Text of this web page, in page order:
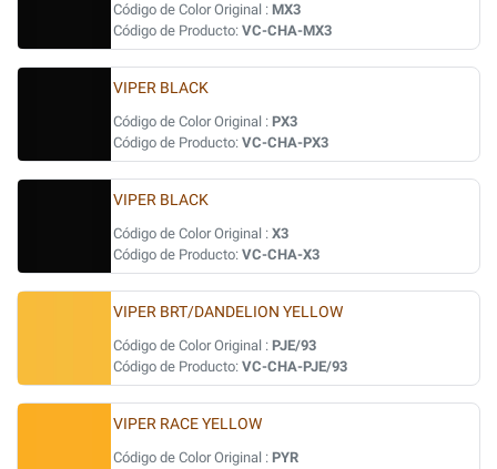
Código de Color Original : MX3
Código de Producto: VC-CHA-MX3
VIPER BLACK
Código de Color Original : PX3
Código de Producto: VC-CHA-PX3
VIPER BLACK
Código de Color Original : X3
Código de Producto: VC-CHA-X3
VIPER BRT/DANDELION YELLOW
Código de Color Original : PJE/93
Código de Producto: VC-CHA-PJE/93
VIPER RACE YELLOW
Código de Color Original : PYR